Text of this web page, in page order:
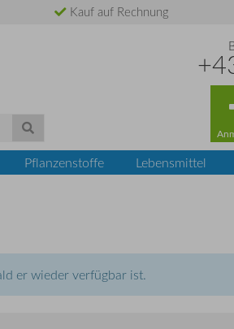
Kauf auf Rechnung
Pflanzenstoffe Lebensmittel
er wieder verfügbar ist.